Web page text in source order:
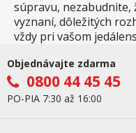
súpravu, nezabudnite,
vyznaní, dôležitých
vždy pri vašom
Objednávajte zdarma
0800 44 45 45
PO-PIA 7:30 až 16:00